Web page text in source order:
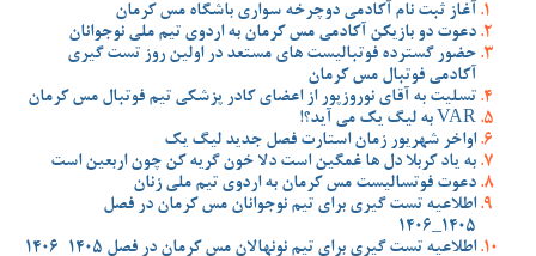
آغاز ثبت نام آکادمی دوچرخه سواری باشگاه مس کرمان
دعوت دو بازیکن آکادمی مس کرمان به اردوی تیم ملی نوجوانان
حضور گسترده فوتبالیست های مستعد در اولین روز تست گیری
آکادمی فوتبال مس کرمان
تسلیت به آقای نوروزپور از اعضای کادر پزشکی تیم فوتبال مس کرمان
VAR به لیگ یک می آید؟!
اواخر شهریور زمان استارت فصل جدید لیگ یک
به یاد کربلا دل ها غمگین است دلا خون گریه کن چون اربعین است
دعوت فوتسالیست مس کرمان به اردوی تیم ملی زنان
اطلاعیه تست گیری برای تیم نوجوانان مس کرمان در فصل
1405_1406
اطلاعیه تست گیری برای تیم نونهالان مس کرمان در فصل 1405-1406